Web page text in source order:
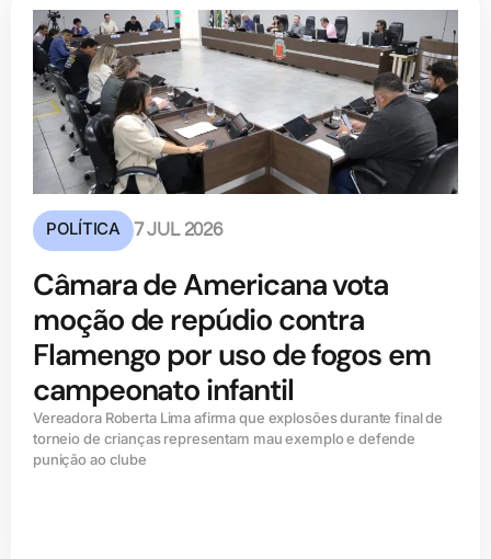
POLÍTICA 7 JUL 2026
Câmara de Americana vota
moção de repúdio contra
Flamengo por uso de fogos em
campeonato infantil
Vereadora Roberta Lima afirma que explosões durante final de
torneio de crianças representam mau exemplo e defende
punição ao clube